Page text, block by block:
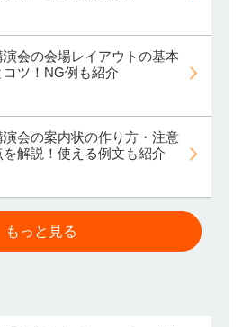
演会の会場レイアウトの基本
コツ！NG例も紹介
演会の案内状の作り方・注意
を解説！使える例文も紹介
もっと見る